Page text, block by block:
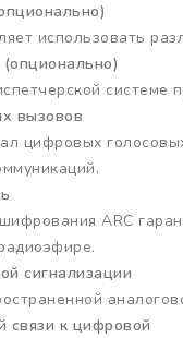
использовать
системе
вызовов
цифровых
ARC
сигнализации
связи к цифровой